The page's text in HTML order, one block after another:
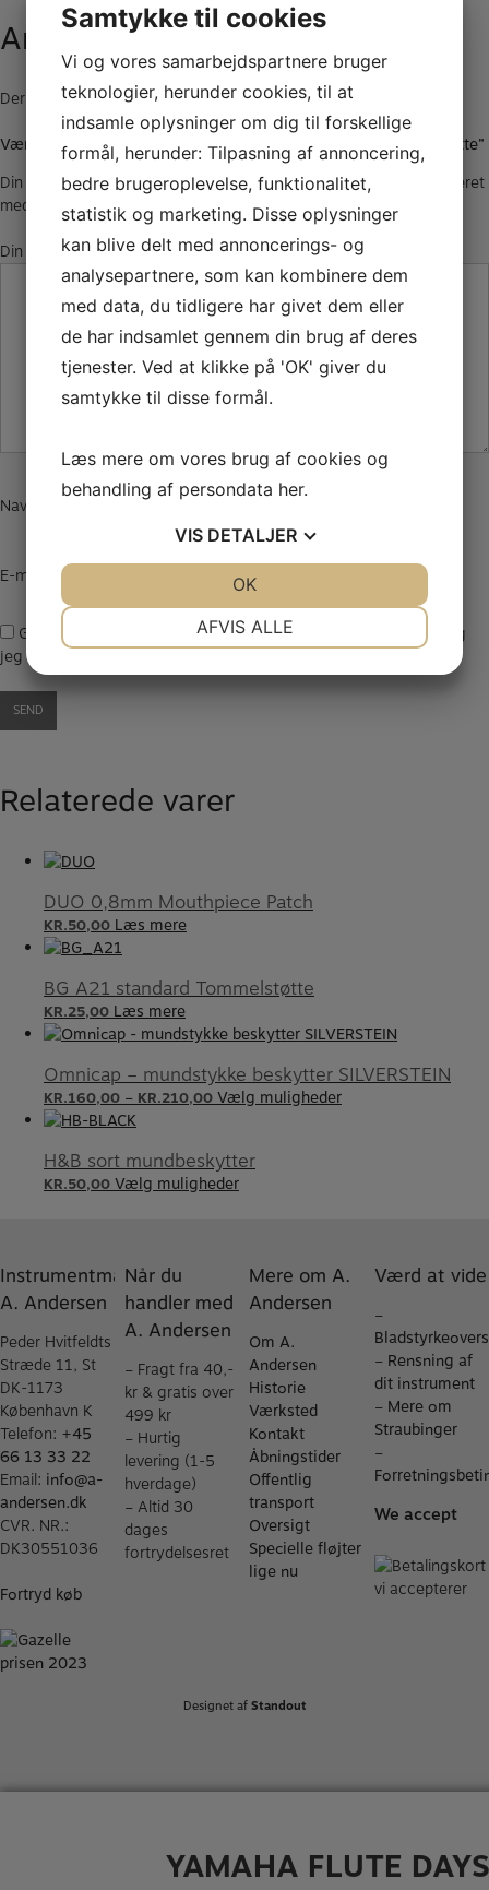
Anmeldelser
Der er endnu ikke nogle anmeldelser.
Vær den første til at anmelde “Ton Kooiman Etude 3 tommelstøtte”
Din e-mailadresse vil ikke blive publiceret.Krævede felter er markeret
med
Din anmeldelse*
Navn
E-mail
Gem mit navn, mail og websted i denne browser til næste gang
jeg kommenterer.
Relaterede varer
DUO 0,8mm Mouthpiece Patch
KR.50,00 Læs mere
BG A21 standard Tommelstøtte
KR.25,00 Læs mere
Omnicap – mundstykke beskytter SILVERSTEIN
KR.160,00 – KR.210,00 Vælg muligheder
H&B sort mundbeskytter
KR.50,00 Vælg muligheder
Instrumentmager
A. Andersen
Peder Hvitfeldts
Stræde 11, St
DK-1173
København K
Telefon: +45
66 13 33 22
Email: info@a-
andersen.dk
CVR. NR.:
DK30551036
Fortryd køb
Når du
handler med
A. Andersen
– Fragt fra 40,-
kr & gratis over
499 kr
– Hurtig
levering (1-5
hverdage)
– Altid 30
dages
fortrydelsesret
Mere om A.
Andersen
Om A.
Andersen
Historie
Værksted
Kontakt
Åbningstider
Offentlig
transport
Oversigt
Specielle fløjter
lige nu
Værd at vide
–
– Rensning af
dit instrument
– Mere om
Straubinger
–
We accept
Designet afStandout
YAMAHA FLUTE DAYS
Samtykke til cookies
Vi og vores samarbejdspartnere bruger
teknologier, herunder cookies, til at
indsamle oplysninger om dig til forskellige
formål, herunder: Tilpasning af annoncering,
bedre brugeroplevelse, funktionalitet,
statistik og marketing. Disse oplysninger
kan blive delt med annoncerings- og
analysepartnere, som kan kombinere dem
med data, du tidligere har givet dem eller
de har indsamlet gennem din brug af deres
tjenester. Ved at klikke på 'OK' giver du
samtykke til disse formål.
Læs mere om vores brug af cookies og
behandling af persondata her.
VIS DETALJER
AFVIS ALLE
OK